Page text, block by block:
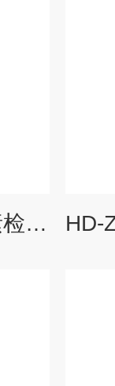
HD-ZD20饲料霉菌毒素检测仪